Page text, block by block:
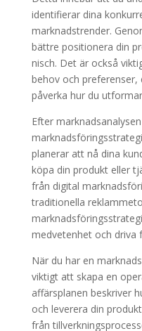
identifierar dina
marknadstrender.
bättre positionera din
nisch. Det är också
behov och
påverka hur du
Efter
planerar att nå dina
köpa din produkt eller
från digital
traditionella
medvetenhet och driva
När du har en
viktigt att skapa en
affärsplanen beskriver
och leverera din
från